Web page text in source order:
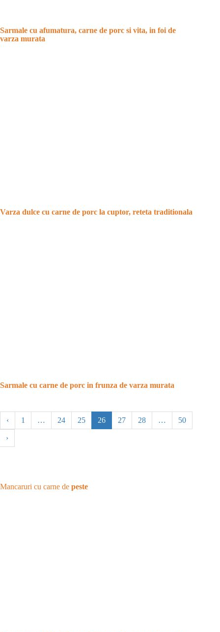
Sarmale cu afumatura, carne de porc si vita, in foi de
varza murata
Varza dulce cu carne de porc la cuptor, reteta traditionala
Sarmale cu carne de porc in frunza de varza murata
‹ 1 … 24 25 26 27 28 … 50
›
Mancaruri cu carne de peste